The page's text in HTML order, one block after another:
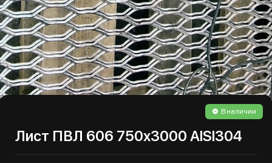
В наличии
Лист ПВЛ 606 750х3000 AISI304